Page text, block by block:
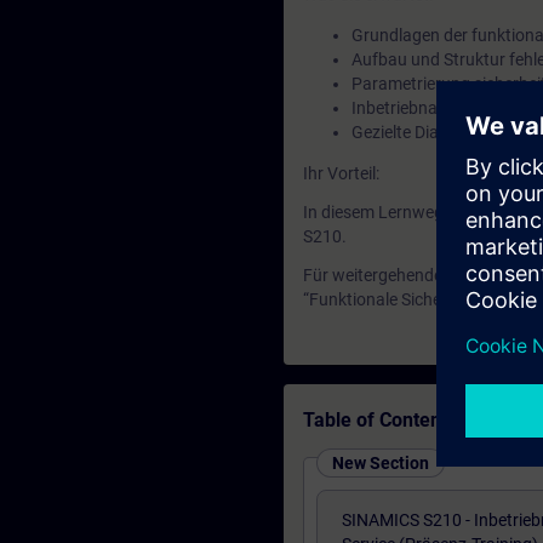
Grundlagen der
Aufbau und Struktur
Parametrierung
Inbetriebnahme und
Gezielte Diagnose und
Ihr Vorteil:
In diesem Lernweg erwerben
S210.
Für weitergehende
“Funktionale Sicherheit im
Table of Contents
New Section
SINAMICS S210 -